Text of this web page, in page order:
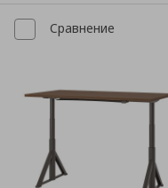
Сравнение